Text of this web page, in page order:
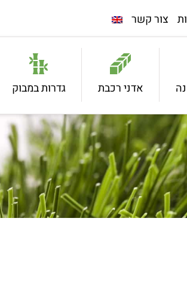
צור קשר
אדני רכבת גדרות במבוק